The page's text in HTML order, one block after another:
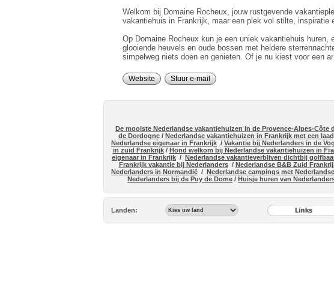
Welkom bij Domaine Rocheux, jouw rustgevende
vakantiehuis in Frankrijk, maar een plek vol stilte, inspiratie
Op Domaine Rocheux kun je een uniek vakantiehuis
glooiende heuvels en oude bossen met heldere
simpelweg niets doen en genieten. Of je nu kiest voor een
Website Stuur e-mail
De mooiste Nederlandse vakantiehuizen in de Provence-Alpes-Côte
de Dordogne/ Nederlandse vakantiehuizen in Frankrijk met een
Nederlandse eigenaar in Frankrijk / Vakantie bij Nederlanders in de
in zuid Frankrijk/ Hond welkom bij Nederlandse vakantiehuizen in
eigenaar in Frankrijk / Nederlandse vakantieverbliven dichtbij
Frankrijk vakantie bij Nederlanders/ Nederlandse B&B Zuid
Nederlanders in Normandië / Nederlandse campings met
Nederlanders bij de Puy de Dome / Huisje huren van
Landen: